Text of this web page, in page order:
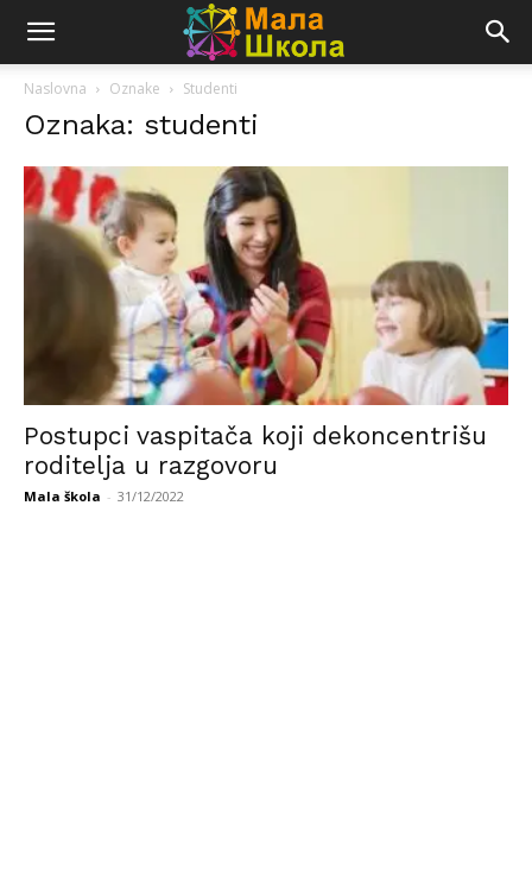
Naslovna Oznake Studenti
Oznaka: studenti
Postupci vaspitača koji dekoncentrišu
roditelja u razgovoru
Mala škola - 31/12/2022